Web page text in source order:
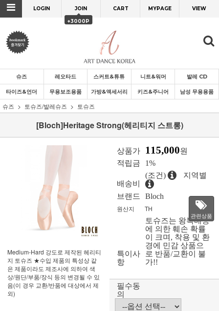
LOGIN
JOIN
+3000P
CART MYPAGE VIEW
슈즈 레오타드 스커트&튜튜 니트&워머 발레 CD
타이즈&언더 무용보조용품 가방&액세서리 키즈&주니어 남성 무용용품
슈즈 토슈즈/발레슈즈 토슈즈
[Bloch]Heritage Strong(헤리티지 스트롱)
Medium-Hard 강도로 제작된 헤리티
지 토슈즈 ★수입 제품의 특성상 같
은 제품이라도 제조사에 의하여 색
상/원단/부품/장식 등의 변경될 수 있
음(이 경우 교환/반품에 대상에서 제
외)
상품가 115,000원
적립금
1%
배송비
(조건) 지역별
브랜드
Bloch
원산지
TH
특이사
항
토슈즈는 왕복배송
에 의한 훼손 확률
이 크며, 착용 및 환
경에 민감 상품으
로 반품/교환이 불
가!!
관련상품
필수동
의